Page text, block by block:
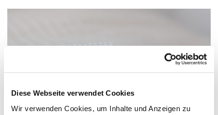
Diese Webseite verwendet Cookies
Wir verwenden Cookies, um Inhalte und Anzeigen zu